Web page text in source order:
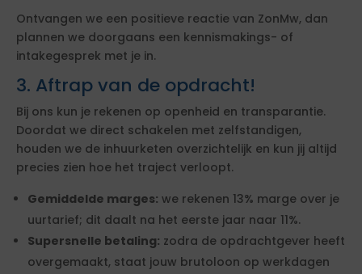
Ontvangen we een positieve reactie van ZonMw, dan
plannen we doorgaans een kennismakings- of
intakegesprek met je in.
3. Aftrap van de opdracht!
Bij ons kun je rekenen op openheid en transparantie.
Doordat we direct schakelen met zelfstandigen,
houden we de inhuurketen overzichtelijk en kun jij altijd
precies zien hoe het traject verloopt.
Gemiddelde marges: we rekenen 13% marge over je
uurtarief; dit daalt na het eerste jaar naar 11%.
Supersnelle betaling: zodra de opdrachtgever heeft
overgemaakt, staat jouw brutoloon op werkdagen